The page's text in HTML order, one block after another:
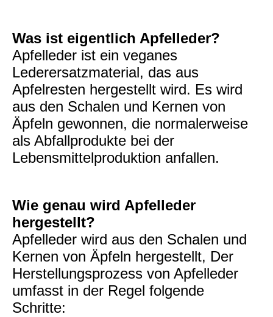
Was ist eigentlich Apfelleder?
Apfelleder ist ein veganes
Lederersatzmaterial, das aus
Apfelresten hergestellt wird. Es wird
aus den Schalen und Kernen von
Äpfeln gewonnen, die normalerweise
als Abfallprodukte bei der
Lebensmittelproduktion anfallen.
Wie genau wird Apfelleder
hergestellt?
Apfelleder wird aus den Schalen und
Kernen von Äpfeln hergestellt, Der
Herstellungsprozess von Apfelleder
umfasst in der Regel folgende
Schritte: